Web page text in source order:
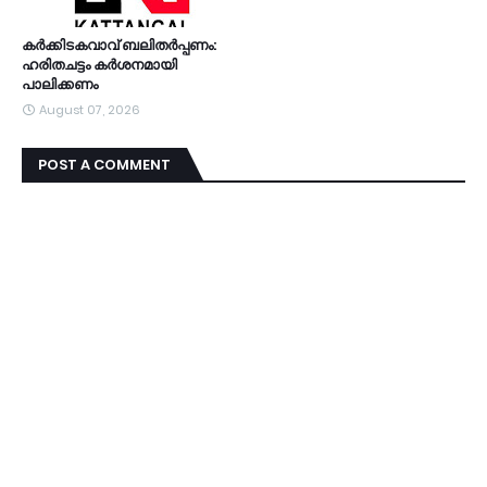
കര്‍ക്കിടകവാവ് ബലിതര്‍പ്പണം:
ഹരിതചട്ടം കര്‍ശനമായി
പാലിക്കണം
August 07, 2026
POST A COMMENT